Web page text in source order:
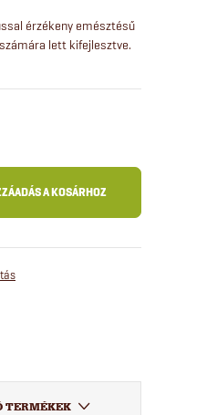
érzékeny emésztésű
lett kifejlesztve.
A KOSÁRHOZ
TERMÉKEK